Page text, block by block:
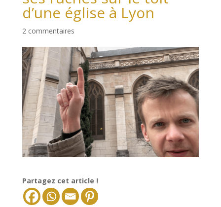
d’une église à Lyon
2 commentaires
Partagez cet article !